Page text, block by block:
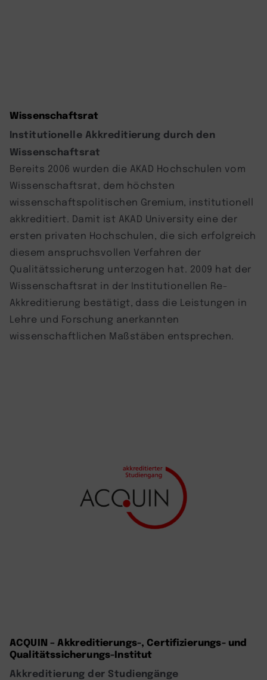
Wissenschaftsrat
Institutionelle Akkreditierung durch den
Wissenschaftsrat
Bereits 2006 wurden die AKAD Hochschulen vom
Wissenschaftsrat, dem höchsten
wissenschaftspolitischen Gremium, institutionell
akkreditiert. Damit ist AKAD University eine der
ersten privaten Hochschulen, die sich erfolgreich
diesem anspruchsvollen Verfahren der
Qualitätssicherung unterzogen hat. 2009 hat der
Wissenschaftsrat in der Institutionellen Re-
Akkreditierung bestätigt, dass die Leistungen in
Lehre und Forschung anerkannten
wissenschaftlichen Maßstäben entsprechen.
ACQUIN – Akkreditierungs-, Certifizierungs- und
Qualitätssicherungs-Institut
Akkreditierung der Studiengänge